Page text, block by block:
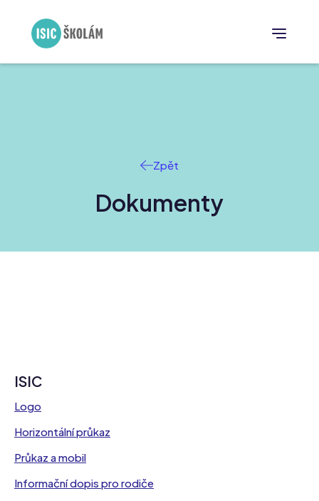
Zpět
Dokumenty
ISIC
Logo
Horizontální průkaz
Průkaz a mobil
Informační dopis pro rodiče